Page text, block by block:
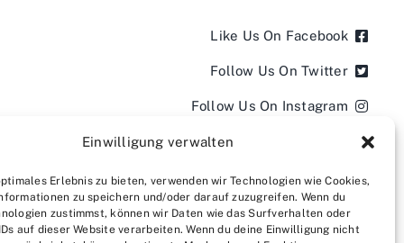
Einwilligung verwalten
Erlebnis zu bieten, verwenden wir Technologien wie Cookies,
zu speichern und/oder darauf zuzugreifen. Wenn du
zustimmst, können wir Daten wie das Surfverhalten oder
auf dieser Website verarbeiten. Wenn du deine Einwilligung nicht
Like Us On Facebook
Follow Us On Twitter
Follow Us On Instagram
Follow Us On LinkedIn
Follow us on YouTube
Follow us on Pinterest